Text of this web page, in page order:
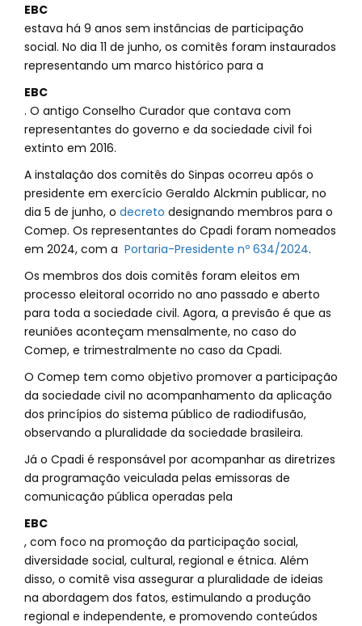
EBC
estava há 9 anos sem instâncias de participação
social. No dia 11 de junho, os comitês foram instaurados
representando um marco histórico para a
EBC
. O antigo Conselho Curador que contava com
representantes do governo e da sociedade civil foi
extinto em 2016.
A instalação dos comitês do Sinpas ocorreu após o
presidente em exercício Geraldo Alckmin publicar, no
dia 5 de junho, o decreto designando membros para o
Comep. Os representantes do Cpadi foram nomeados
em 2024, com a Portaria-Presidente nº 634/2024.
Os membros dos dois comitês foram eleitos em
processo eleitoral ocorrido no ano passado e aberto
para toda a sociedade civil. Agora, a previsão é que as
reuniões aconteçam mensalmente, no caso do
Comep, e trimestralmente no caso da Cpadi.
O Comep tem como objetivo promover a participação
da sociedade civil no acompanhamento da aplicação
dos princípios do sistema público de radiodifusão,
observando a pluralidade da sociedade brasileira.
Já o Cpadi é responsável por acompanhar as diretrizes
da programação veiculada pelas emissoras de
comunicação pública operadas pela
EBC
, com foco na promoção da participação social,
diversidade social, cultural, regional e étnica. Além
disso, o comitê visa assegurar a pluralidade de ideias
na abordagem dos fatos, estimulando a produção
regional e independente, e promovendo conteúdos